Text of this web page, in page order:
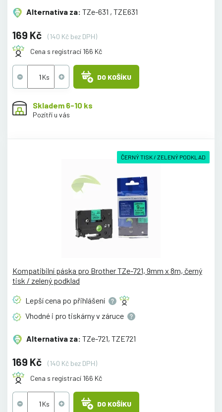
Alternativa za: TZe-631 , TZE631
169 Kč
(140 Kč bez DPH)
Cena s registrací 166 Kč
DO KOŠÍKU
Skladem 6-10 ks
Pozítří u vás
ČERNÝ TISK / ZELENÝ PODKLAD
Kompatibilní páska pro Brother TZe-721, 9mm x 8m, černý
tisk / zelený podklad
Lepší cena po přihlášení
Vhodné i pro tiskárny v záruce
Alternativa za: TZe-721, TZE721
169 Kč
(140 Kč bez DPH)
Cena s registrací 166 Kč
DO KOŠÍKU